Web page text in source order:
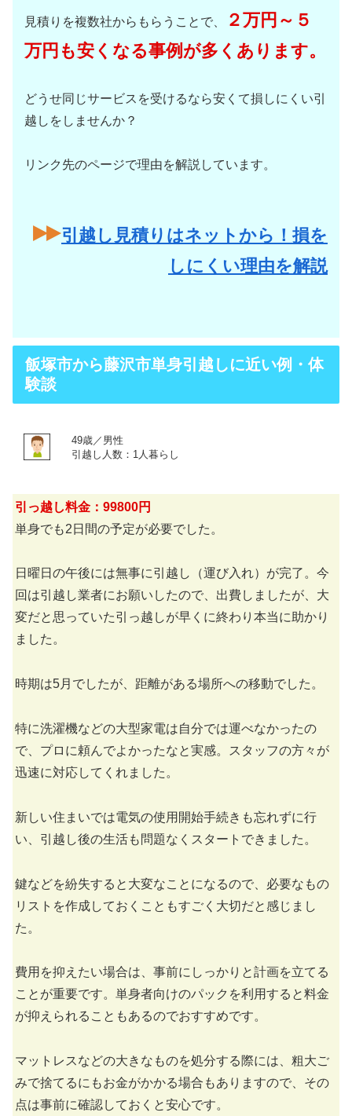
見積りを複数社からもらうことで、
２万円～５
万円も安くなる事例が多くあります。
どうせ同じサービスを受けるなら安くて損しにくい引
越しをしませんか？
リンク先のページで理由を解説しています。
引越し見積りはネットから！損を
しにくい理由を解説
飯塚市から藤沢市単身引越しに近い例・体
験談
49歳／男性
引越し人数：1人暮らし
引っ越し料金：99800円
単身でも2日間の予定が必要でした。
日曜日の午後には無事に引越し（運び入れ）が完了。今
回は引越し業者にお願いしたので、出費しましたが、大
変だと思っていた引っ越しが早くに終わり本当に助かり
ました。
時期は5月でしたが、距離がある場所への移動でした。
特に洗濯機などの大型家電は自分では運べなかったの
で、プロに頼んでよかったなと実感。スタッフの方々が
迅速に対応してくれました。
新しい住まいでは電気の使用開始手続きも忘れずに行
い、引越し後の生活も問題なくスタートできました。
鍵などを紛失すると大変なことになるので、必要なもの
リストを作成しておくこともすごく大切だと感じまし
た。
費用を抑えたい場合は、事前にしっかりと計画を立てる
ことが重要です。単身者向けのパックを利用すると料金
が抑えられることもあるのでおすすめです。
マットレスなどの大きなものを処分する際には、粗大ご
みで捨てるにもお金がかかる場合もありますので、その
点は事前に確認しておくと安心です。